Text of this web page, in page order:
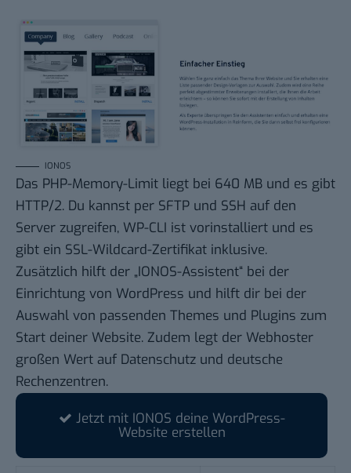
IONOS
Das PHP-Memory-Limit liegt bei 640 MB und es gibt
HTTP/2. Du kannst per SFTP und SSH auf den
Server zugreifen, WP-CLI ist vorinstalliert und es
gibt ein SSL-Wildcard-Zertifikat inklusive.
Zusätzlich hilft der „IONOS-Assistent“ bei der
Einrichtung von WordPress und hilft dir bei der
Auswahl von passenden Themes und Plugins zum
Start deiner Website. Zudem legt der Webhoster
großen Wert auf Datenschutz und deutsche
Rechenzentren.
Jetzt mit IONOS deine WordPress-
Website erstellen